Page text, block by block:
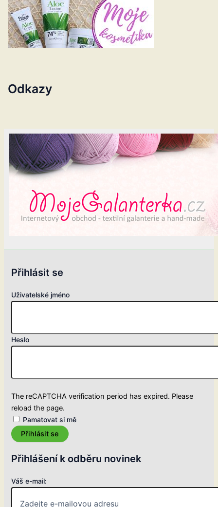
Odkazy
Přihlásit se
Uživatelské jméno
Heslo
The reCAPTCHA verification period has expired. Please
reload the page.
Pamatovat si mě
Přihlásit se
Přihlášení k odběru novinek
Váš e-mail: